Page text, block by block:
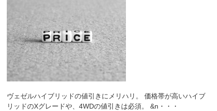
ヴェゼルハイブリッドの値引きにメリハリ。 価格帯が高いハイブ
リッドのXグレードや、4WDの値引きは必須。 &n・・・